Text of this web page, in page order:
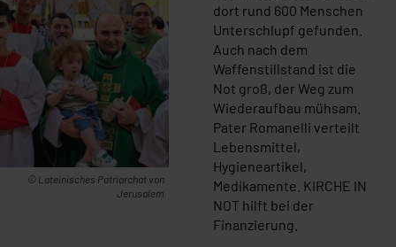
dort rund 600 Menschen
Unterschlupf gefunden.
Auch nach dem
Waffenstillstand ist die
Not groß, der Weg zum
Wiederaufbau mühsam.
Pater Romanelli verteilt
Lebensmittel,
Hygieneartikel,
Medikamente. KIRCHE IN
NOT hilft bei der
Finanzierung.
© Lateinisches Patriarchat von
Jerusalem